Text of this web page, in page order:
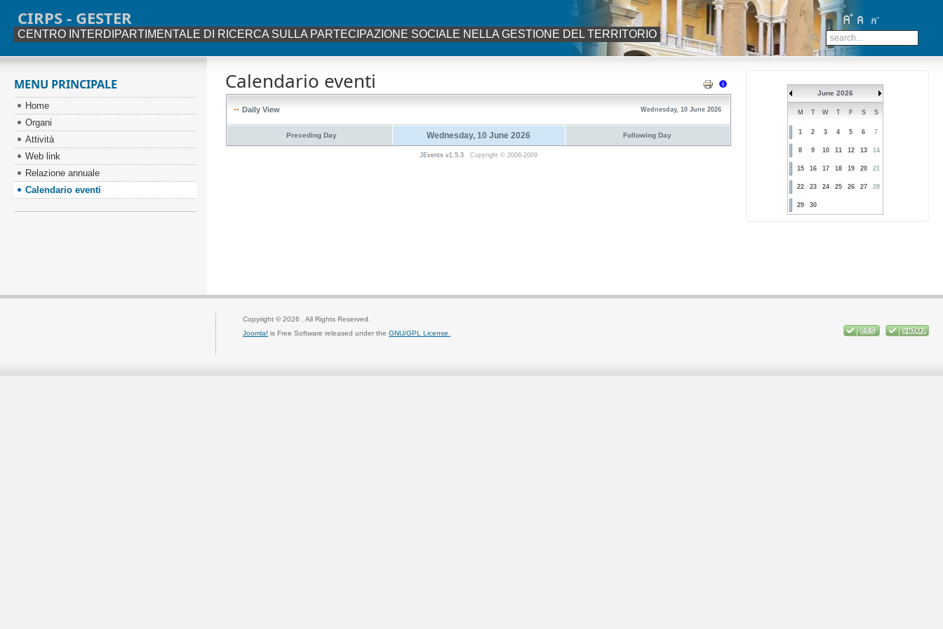
CIRPS - GESTER
CENTRO INTERDIPARTIMENTALE DI RICERCA SULLA PARTECIPAZIONE SOCIALE NELLA GESTIONE DEL TERRITORIO
Calendario eventi
Daily View Wednesday, 10 June 2026
Preceding Day Wednesday, 10 June 2026 Following Day
JEvents v1.5.3 Copyright © 2006-2009
MENU PRINCIPALE
Home
Organi
Attività
Web link
Relazione annuale
Calendario eventi
June 2026
M T W T F S S
1 2 3 4 5 6 7
8 9 10 11 12 13 14
15 16 17 18 19 20 21
22 23 24 25 26 27 28
29 30
Copyright © 2026 . All Rights Reserved.
Joomla! is Free Software released under theGNU/GPL License.